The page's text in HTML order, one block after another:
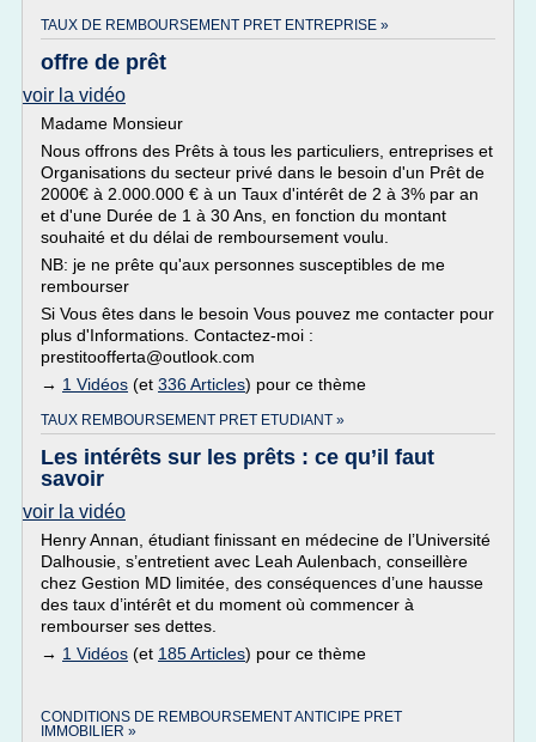
TAUX DE REMBOURSEMENT PRET ENTREPRISE »
offre de prêt
voir la vidéo
Madame Monsieur
Nous offrons des Prêts à tous les particuliers, entreprises et
Organisations du secteur privé dans le besoin d'un Prêt de
2000€ à 2.000.000 € à un Taux d'intérêt de 2 à 3% par an
et d'une Durée de 1 à 30 Ans, en fonction du montant
souhaité et du délai de remboursement voulu.
NB: je ne prête qu'aux personnes susceptibles de me
rembourser
Si Vous êtes dans le besoin Vous pouvez me contacter pour
plus d'Informations. Contactez-moi :
prestitoofferta@outlook.com
→ 1 Vidéos (et 336 Articles) pour ce thème
TAUX REMBOURSEMENT PRET ETUDIANT »
Les intérêts sur les prêts : ce qu’il faut
savoir
voir la vidéo
Henry Annan, étudiant finissant en médecine de l’Université
Dalhousie, s’entretient avec Leah Aulenbach, conseillère
chez Gestion MD limitée, des conséquences d’une hausse
des taux d’intérêt et du moment où commencer à
rembourser ses dettes.
→ 1 Vidéos (et 185 Articles) pour ce thème
CONDITIONS DE REMBOURSEMENT ANTICIPE PRET
IMMOBILIER »